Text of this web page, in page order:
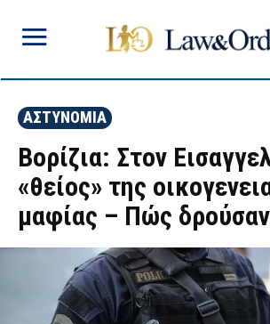
ΑΣΤΥΝΟΜΙΑ
Βορίζια: Στον
«θείος» της
μαφίας – Πώς